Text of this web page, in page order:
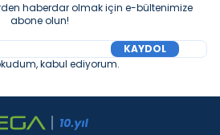
haberdar olmak için e-bültenimize
abone olun!
KAYDOL
kabul ediyorum.